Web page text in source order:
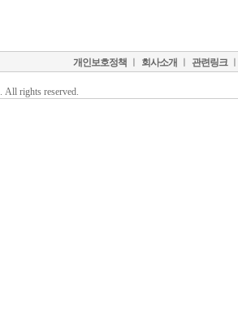
개인보호정책 회사소개 관련링크
. All rights reserved.